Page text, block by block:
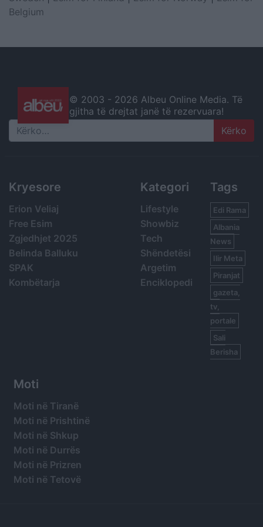
Belgium
© 2003 - 2026 Albeu Online Media. Të
gjitha të drejtat janë të rezervuara!
Search
Kryesore
Erion Veliaj
Free Esim
Zgjedhjet 2025
Belinda Balluku
SPAK
Kombëtarja
Kategori
Lifestyle
Showbiz
Tech
Shëndetësi
Argetim
Enciklopedi
Tags
Edi Rama
Albania
News
Ilir Meta
Piranjat
gazeta,
tv,
portale
Sali
Berisha
Moti
Moti në Tiranë
Moti në Prishtinë
Moti në Shkup
Moti në Durrës
Moti në Prizren
Moti në Tetovë